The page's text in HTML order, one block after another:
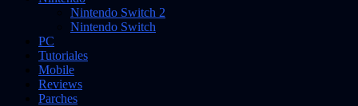
Nintendo Switch 2
Nintendo Switch
PC
Tutoriales
Mobile
Reviews
Parches